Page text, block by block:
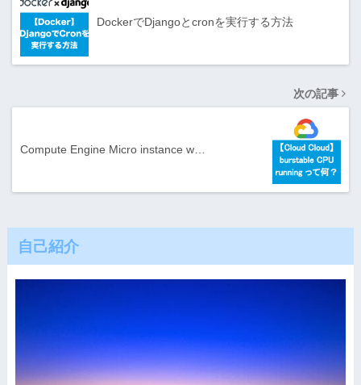
DockerでDjangoとcronを実行する方法
次の記事
Compute Engine Micro instance w…
自己紹介